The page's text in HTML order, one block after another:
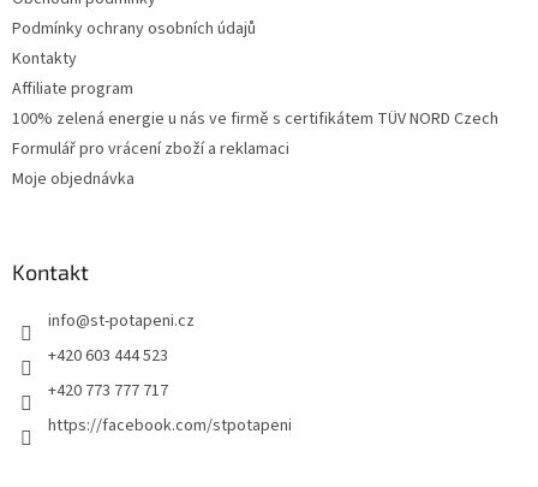
Podmínky ochrany osobních údajů
Kontakty
Affiliate program
100% zelená energie u nás ve firmě s certifikátem TÜV NORD Czech
Formulář pro vrácení zboží a reklamaci
Moje objednávka
Kontakt
info@st-potapeni.cz
+420 603 444 523
+420 773 777 717
https://facebook.com/stpotapeni